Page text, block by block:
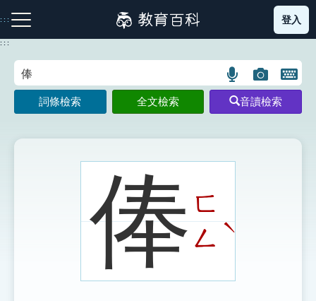
到
主
:::
注音索引圖示 筆畫索引圖示 部首索引表圖示
登入
:::
語
言
搜
示
圖
片
搜
開
鍵
圖
詞條檢索 全文檢索 音讀檢索
俸ㄈ
ㄥˋ